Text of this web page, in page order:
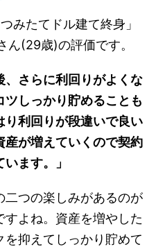
みたてドル建て終身」
(29歳)の評価です。
、さらに利回りがよくな
しっかり貯めることも
利回りが段違いで良い
が増えていくので契約
ます。」
二つの楽しみがあるのが
よね。資産を増やした
抑えてしっかり貯めて